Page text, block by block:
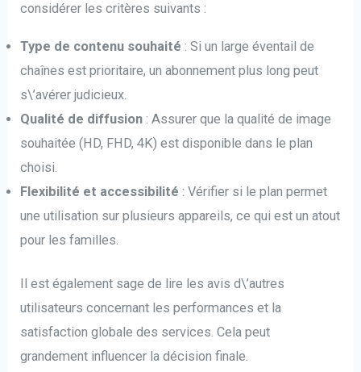
considérer les critères suivants :
Type de contenu souhaité : Si un large éventail de
chaînes est prioritaire, un abonnement plus long peut
s\’avérer judicieux.
Qualité de diffusion : Assurer que la qualité de image
souhaitée (HD, FHD, 4K) est disponible dans le plan
choisi.
Flexibilité et accessibilité : Vérifier si le plan permet
une utilisation sur plusieurs appareils, ce qui est un atout
pour les familles.
Il est également sage de lire les avis d\’autres
utilisateurs concernant les performances et la
satisfaction globale des services. Cela peut
grandement influencer la décision finale.